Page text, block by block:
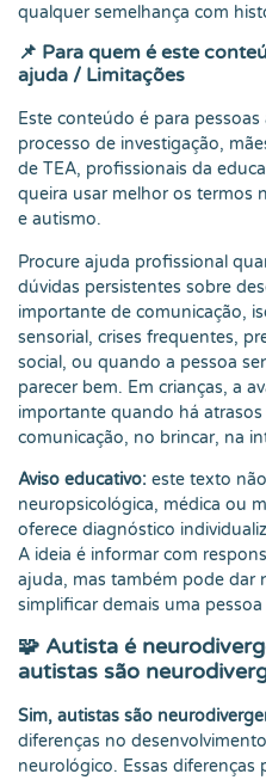
qualquer semelhança com
📌 Para quem é este
ajuda / Limitações
Este conteúdo é para
processo de investigação,
de TEA, profissionais da
queira usar melhor os termos
e autismo.
Procure ajuda profissional
dúvidas persistentes sobre
importante de comunicação,
sensorial, crises frequentes,
social, ou quando a pessoa
parecer bem. Em crianças, a
importante quando há
comunicação, no brincar, na
Aviso educativo: este texto
neuropsicológica, médica ou
oferece diagnóstico
A ideia é informar com
ajuda, mas também pode dar
simplificar demais uma
🧩 Autista é
autistas são
Sim, autistas são
diferenças no
neurológico. Essas diferenças